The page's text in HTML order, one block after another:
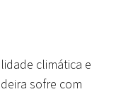
climática e
sofre com